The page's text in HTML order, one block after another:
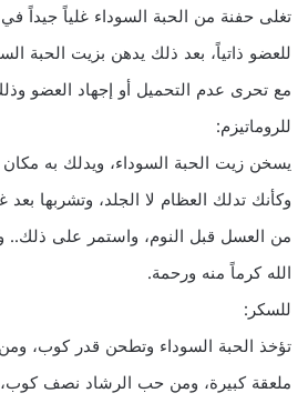
تغلى حفنة من الحبة السوداء غلياً جيداً
للعضو ذاتياً، بعد ذلك يدهن بزيت الحبة
مع تحرى عدم التحميل أو إجهاد العضو
للروماتيزم:
يسخن زيت الحبة السوداء، ويدلك به مكان
وكأنك تدلك العظام لا الجلد، وتشربها بعد
من العسل قبل النوم، واستمر على
الله كرماً منه ورحمة.
للسكر:
تؤخذ الحبة السوداء وتطحن قدر كوب،
ملعقة كبيرة، ومن حب الرشاد نصف